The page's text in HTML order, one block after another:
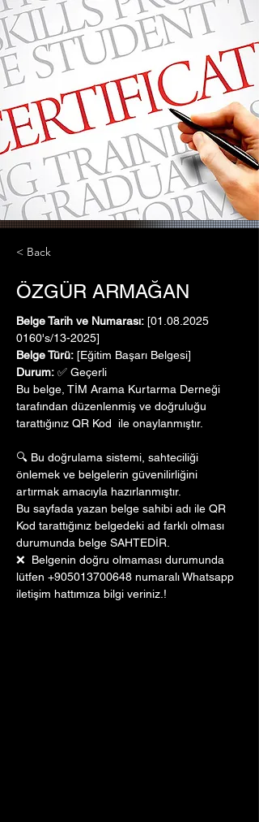
< Back
ÖZGÜR ARMAĞAN
Belge Tarih ve Numarası: [01.08.2025
0160's/13-2025]
Belge Türü: [Eğitim Başarı Belgesi]
Durum: ✅ Geçerli
Bu belge, TİM Arama Kurtarma Derneği
tarafından düzenlenmiş ve doğruluğu
tarattığınız QR Kod  ile onaylanmıştır.
🔍 Bu doğrulama sistemi, sahteciliği
önlemek ve belgelerin güvenilirliğini
artırmak amacıyla hazırlanmıştır.
Bu sayfada yazan belge sahibi adı ile QR
Kod tarattığınız belgedeki ad farklı olması
durumunda belge SAHTEDİR.
❌  Belgenin doğru olmaması durumunda
lütfen +905013700648 numaralı Whatsapp
iletişim hattımıza bilgi veriniz.!